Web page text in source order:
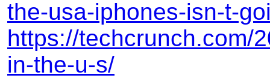
the-usa-iphones-isn-t-
https://techcrunch.com/
in-the-u-s/